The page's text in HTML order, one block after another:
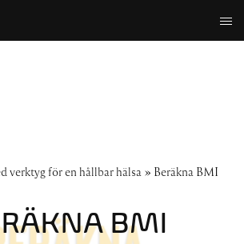
verktyg för en hållbar hälsa» Beräkna BMI
BMI